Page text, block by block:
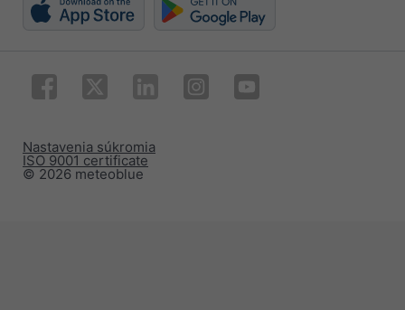
© 2026 meteoblue
ISO 9001 certificate
Nastavenia súkromia